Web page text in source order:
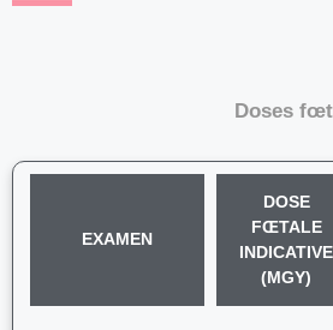
Doses
EXAMEN
DOSE
FŒTALE
INDICATIVE
(MGY)